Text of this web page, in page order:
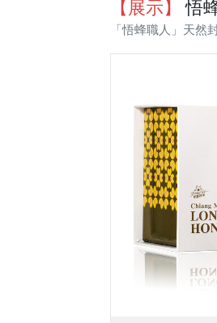
【展示】 悟
「悟蜂職人」天然